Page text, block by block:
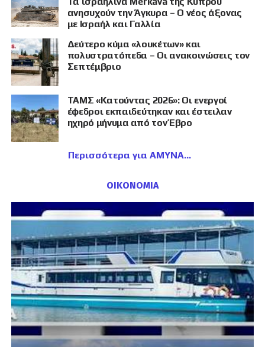
ανησυχούν την Άγκυρα – Ο νέος άξονας
με Ισραήλ και Γαλλία
Δεύτερο κύμα «λουκέτων» και
πολυστρατόπεδα – Οι ανακοινώσεις τον
Σεπτέμβριο
ΤΑΜΣ «Κατούντας 2026»: Οι ενεργοί
έφεδροι εκπαιδεύτηκαν και έστειλαν
ηχηρό μήνυμα από τον Έβρο
Περισσότερα για ΑΜΥΝΑ
ΟΙΚΟΝΟΜΙΑ